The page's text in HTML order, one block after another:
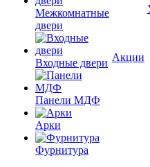
Межкомнатные
двери
Входные двери
Панели МДФ
Арки
Фурнитура
Акции